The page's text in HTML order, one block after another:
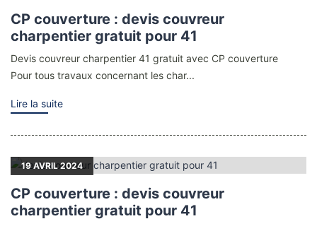
CP couverture : devis couvreur
charpentier gratuit pour 41
Devis couvreur charpentier 41 gratuit avec CP couverture
Pour tous travaux concernant les char...
Lire la suite
19AVRIL 2024
CP couverture : devis couvreur
charpentier gratuit pour 41